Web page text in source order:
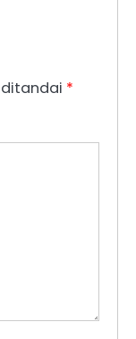
ditandai *